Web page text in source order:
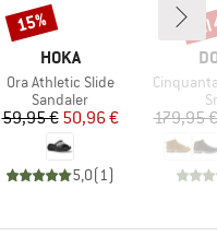
VARUMÄRKE
HOKA
Produkter
Ora Athletic Slide
Produktgrupp
Sandaler
Pris
59,95 €Reducerat pris
50,96 €
5,0( 1)
Rabatt
15%
Produkter
Cinquantaquattro
179,95 €